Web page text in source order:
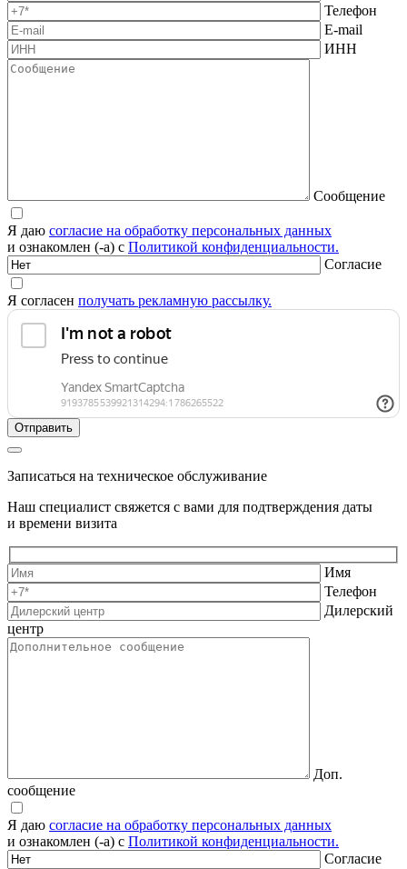
Телефон
E-mail
ИНН
Сообщение
Я даю согласие на обработку персональных данных
и ознакомлен (-а) с Политикой конфиденциальности.
Согласие
Я согласен получать рекламную рассылку.
Записаться на техническое обслуживание
Наш специалист свяжется с вами для подтверждения даты
и времени визита
Имя
Телефон
Дилерский
центр
Доп.
сообщение
Я даю согласие на обработку персональных данных
и ознакомлен (-а) с Политикой конфиденциальности.
Согласие